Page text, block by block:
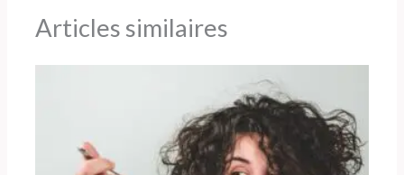
Articles similaires